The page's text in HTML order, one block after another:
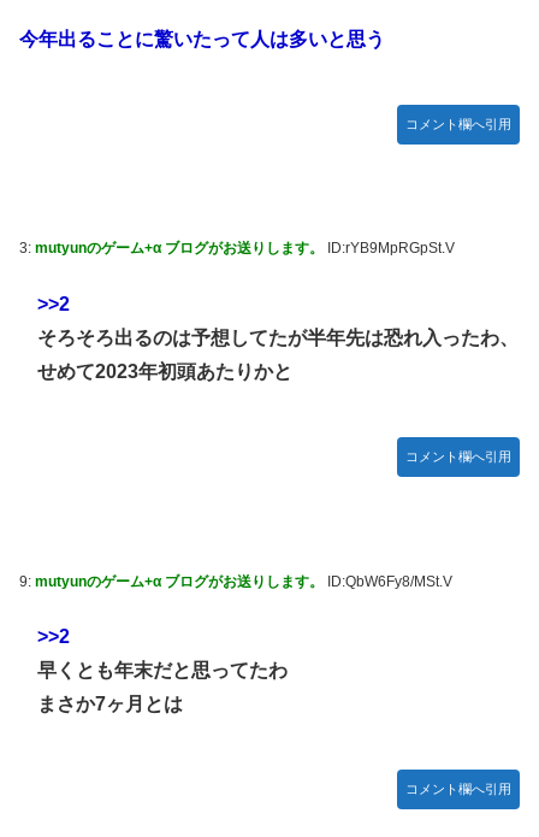
【艦これ】これがラ級ちゃんの水着modeか・・・！
る存在になってしまう
【画像あり】ワイ、今更SSSS.GRIDMANを観賞するも面白
過ぎて今まで観てなかったを後悔する…
【バンダイ】「食玩」「プライズ」「ガシャポン」2026年8
【悲報】AV女優さん、キモオタチー牛弱男どもの「おはよ
【画像】令和最新版のあのちゃん、可愛過ぎてワイらにブッ
【ナイトレイン】 舐め腐ったネタビルドで床舐めしまくる
「俺って面白いやろ？」みたいな寒い奴
連合のモルモット部隊の部隊長になりました 第45話
今季もタイトル獲得を目指すFC町田ゼルビア黒田剛監督が
今年出ることに驚いたって人は多いと思う
コメント欄へ引用
3: mutyunのゲーム+α ブログがお送りします。 ID:rYB9MpRGpSt.V
>>2
そろそろ出るのは予想してたが半年先は恐れ入ったわ、
せめて2023年初頭あたりかと
コメント欄へ引用
9: mutyunのゲーム+α ブログがお送りします。 ID:QbW6Fy8/MSt.V
>>2
早くとも年末だと思ってたわ
まさか7ヶ月とは
コメント欄へ引用